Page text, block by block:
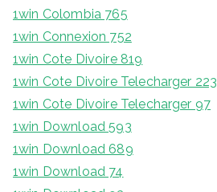
1win Colombia 765
1win Connexion 752
1win Cote Divoire 819
1win Cote Divoire Telecharger 223
1win Cote Divoire Telecharger 97
1win Download 593
1win Download 689
1win Download 74